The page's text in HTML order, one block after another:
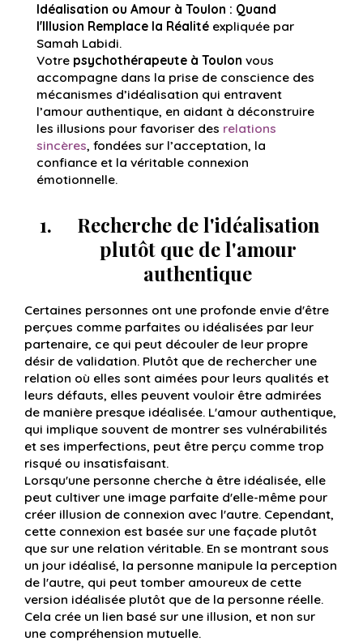
Idéalisation ou Amour à Toulon : Quand
l'Illusion Remplace la Réalité expliquée par
Samah Labidi.
Votre psychothérapeute à Toulon vous
accompagne dans la prise de conscience des
mécanismes d’idéalisation qui entravent
l’amour authentique, en aidant à déconstruire
les illusions pour favoriser des relations
sincères, fondées sur l’acceptation, la
confiance et la véritable connexion
émotionnelle.
Recherche de l'idéalisation
plutôt que de l'amour
authentique
Certaines personnes ont une profonde envie d'être
perçues comme parfaites ou idéalisées par leur
partenaire, ce qui peut découler de leur propre
désir de validation. Plutôt que de rechercher une
relation où elles sont aimées pour leurs qualités et
leurs défauts, elles peuvent vouloir être admirées
de manière presque idéalisée. L'amour authentique,
qui implique souvent de montrer ses vulnérabilités
et ses imperfections, peut être perçu comme trop
risqué ou insatisfaisant.
Lorsqu'une personne cherche à être idéalisée, elle
peut cultiver une image parfaite d'elle-même pour
créer illusion de connexion avec l'autre. Cependant,
cette connexion est basée sur une façade plutôt
que sur une relation véritable. En se montrant sous
un jour idéalisé, la personne manipule la perception
de l'autre, qui peut tomber amoureux de cette
version idéalisée plutôt que de la personne réelle.
Cela crée un lien basé sur une illusion, et non sur
une compréhension mutuelle.